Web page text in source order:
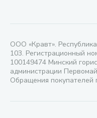
ООО «Кравт».
103. Регистрационный
100149474 Минский
администрации
Обращения покупателей